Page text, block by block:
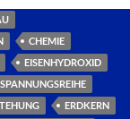
CHEMIE
EISENHYDROXID
ERDKERN